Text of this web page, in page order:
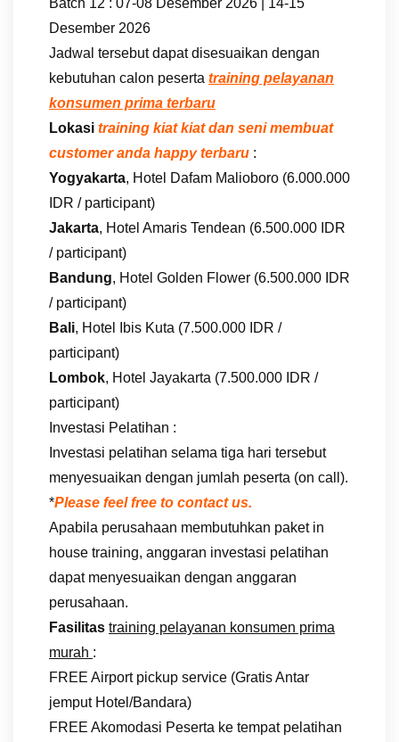
Desember 2026
Jadwal tersebut dapat disesuaikan dengan
kebutuhan calon peserta training pelayanan
konsumen prima terbaru
Lokasi training kiat kiat dan seni membuat
customer anda happy terbaru :
Yogyakarta, Hotel Dafam Malioboro (6.000.000
IDR / participant)
Jakarta, Hotel Amaris Tendean (6.500.000 IDR
/ participant)
Bandung, Hotel Golden Flower (6.500.000 IDR
/ participant)
Bali, Hotel Ibis Kuta (7.500.000 IDR /
participant)
Lombok, Hotel Jayakarta (7.500.000 IDR /
participant)
Investasi Pelatihan :
Investasi pelatihan selama tiga hari tersebut
menyesuaikan dengan jumlah peserta (on call).
*Please feel free to contact us.
Apabila perusahaan membutuhkan paket in
house training, anggaran investasi pelatihan
dapat menyesuaikan dengan anggaran
perusahaan.
Fasilitas training pelayanan konsumen prima
murah :
FREE Airport pickup service (Gratis Antar
jemput Hotel/Bandara)
FREE Akomodasi Peserta ke tempat pelatihan